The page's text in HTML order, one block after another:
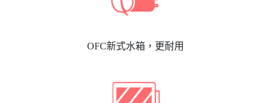
OFC新式水箱，更耐用